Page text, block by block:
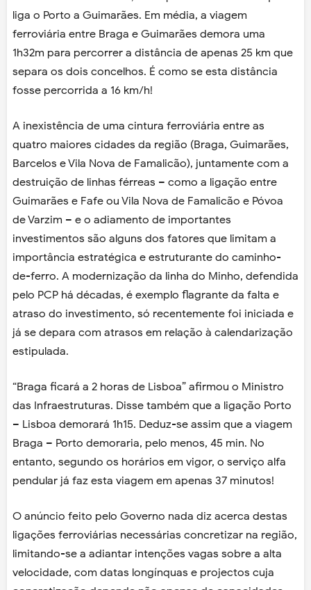
liga o Porto a Guimarães. Em média, a viagem
ferroviária entre Braga e Guimarães demora uma
1h32m para percorrer a distância de apenas 25 km que
separa os dois concelhos. É como se esta distância
fosse percorrida a 16 km/h!
A inexistência de uma cintura ferroviária entre as
quatro maiores cidades da região (Braga, Guimarães,
Barcelos e Vila Nova de Famalicão), juntamente com a
destruição de linhas férreas – como a ligação entre
Guimarães e Fafe ou Vila Nova de Famalicão e Póvoa
de Varzim – e o adiamento de importantes
investimentos são alguns dos fatores que limitam a
importância estratégica e estruturante do caminho-
de-ferro. A modernização da linha do Minho, defendida
pelo PCP há décadas, é exemplo flagrante da falta e
atraso do investimento, só recentemente foi iniciada e
já se depara com atrasos em relação à calendarização
estipulada.
“Braga ficará a 2 horas de Lisboa” afirmou o Ministro
das Infraestruturas. Disse também que a ligação Porto
– Lisboa demorará 1h15. Deduz-se assim que a viagem
Braga – Porto demoraria, pelo menos, 45 min. No
entanto, segundo os horários em vigor, o serviço alfa
pendular já faz esta viagem em apenas 37 minutos!
O anúncio feito pelo Governo nada diz acerca destas
ligações ferroviárias necessárias concretizar na região,
limitando-se a adiantar intenções vagas sobre a alta
velocidade, com datas longínquas e projectos cuja